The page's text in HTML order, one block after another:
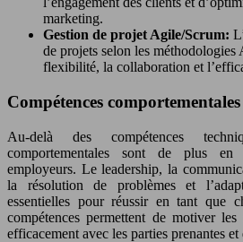
marketing.
Gestion de projet Agile/Scrum:
de projets selon les méthodologies
flexibilité, la collaboration et
Compétences
Au-delà des compétences
comportementales sont de plus
employeurs. Le leadership, la
la résolution de problèmes et
essentielles pour réussir en tant que
compétences permettent de motiver
efficacement avec les parties prenantes